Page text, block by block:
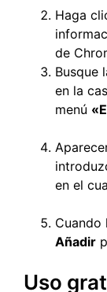
Haga
de
Busque
en la
menú
en el
Cuando
Añadir
Uso